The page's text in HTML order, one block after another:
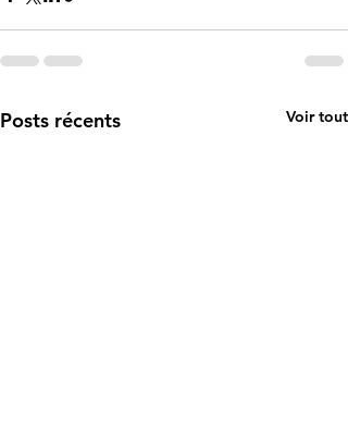
Posts récents Voir tout